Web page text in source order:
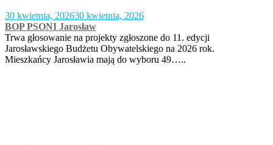
30 kwietnia, 202630 kwietnia, 2026
BOP PSONI Jarosław
Trwa głosowanie na projekty zgłoszone do 11. edycji
Jarosławskiego Budżetu Obywatelskiego na 2026 rok.
Mieszkańcy Jarosławia mają do wyboru 49…..